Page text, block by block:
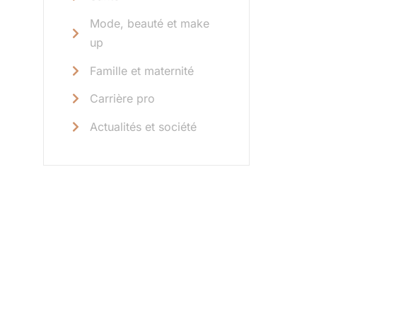
Mode, beauté et make
up
Famille et maternité
Carrière pro
Actualités et société